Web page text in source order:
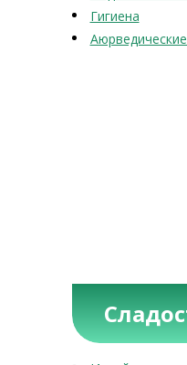
Гигиена